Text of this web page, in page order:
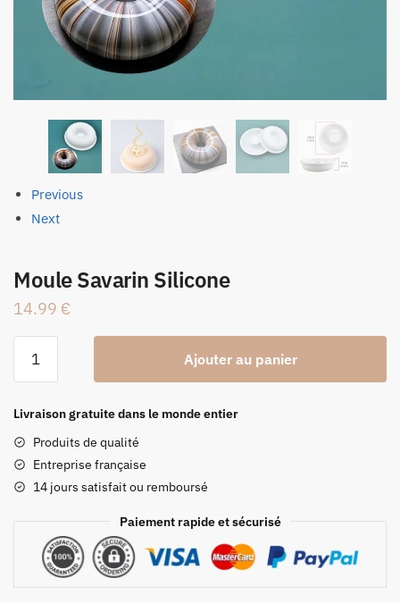
Previous
Next
Moule Savarin Silicone
14.99 €
Savarin
Ajouter au panier
Livraison gratuite dans le monde entier
Produits de qualité
Entreprise française
14 jours satisfait ou remboursé
Paiement rapide et sécurisé